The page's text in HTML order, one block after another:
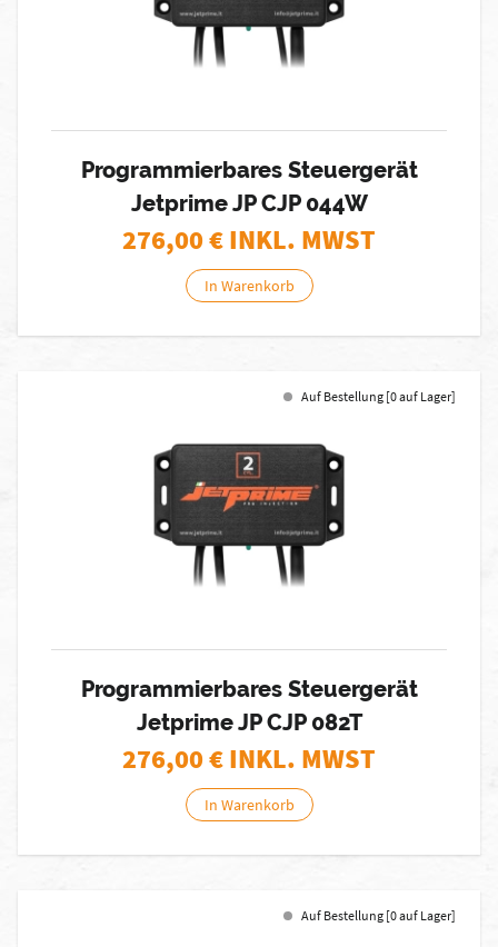
Programmierbares Steuergerät
Jetprime JP CJP 044W
276,00€ INKL. MWST
In Warenkorb
Auf Bestellung [0 auf Lager]
Programmierbares Steuergerät
Jetprime JP CJP 082T
276,00€ INKL. MWST
In Warenkorb
Auf Bestellung [0 auf Lager]